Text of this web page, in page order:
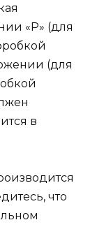
«P» (для
(для
в
что